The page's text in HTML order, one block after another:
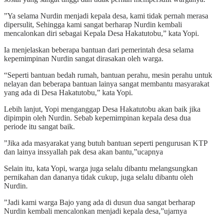
”Ya selama Nurdin menjadi kepala desa, kami tidak pernah merasa
dipersulit, Sehingga kami sangat berharap Nurdin kembali
mencalonkan diri sebagai Kepala Desa Hakatutobu,” kata Yopi.
Ia menjelaskan beberapa bantuan dari pemerintah desa selama
kepemimpinan Nurdin sangat dirasakan oleh warga.
“Seperti bantuan bedah rumah, bantuan perahu, mesin perahu untuk
nelayan dan beberapa bantuan lainya sangat membantu masyarakat
yang ada di Desa Hakatutobu,” kata Yopi.
Lebih lanjut, Yopi menganggap Desa Hakatutobu akan baik jika
dipimpin oleh Nurdin. Sebab kepemimpinan kepala desa dua
periode itu sangat baik.
”Jika ada masyarakat yang butuh bantuan seperti pengurusan KTP
dan lainya inssyallah pak desa akan bantu,”ucapnya
Selain itu, kata Yopi, warga juga selalu dibantu melangsungkan
pernikahan dan dananya tidak cukup, juga selalu dibantu oleh
Nurdin.
”Jadi kami warga Bajo yang ada di dusun dua sangat berharap
Nurdin kembali mencalonkan menjadi kepala desa,”ujarnya